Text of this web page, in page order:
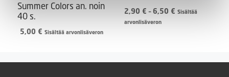
Summer Colors an. noin
40 s.
5,00 € Sisältää arvonlisäveron
2,90 € – 6,50 € Hintaluokka:
Sisältää
arvonlisäveron